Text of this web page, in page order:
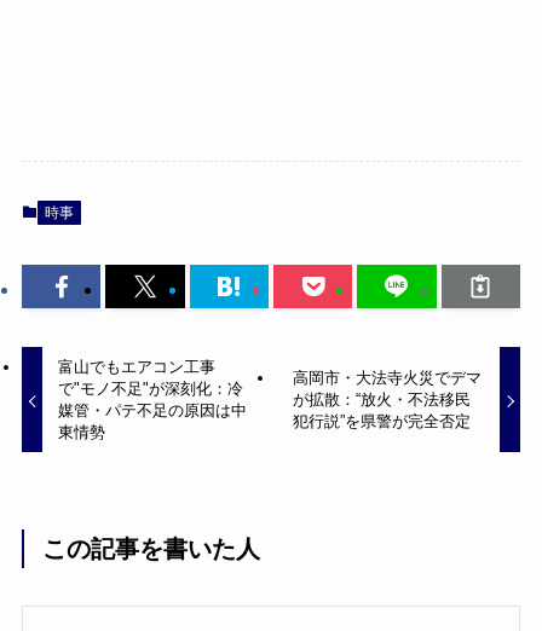
時事
富山でもエアコン工事
で"モノ不足"が深刻化：冷
媒管・パテ不足の原因は中
東情勢
高岡市・大法寺火災でデマ
が拡散：“放火・不法移民
犯行説”を県警が完全否定
この記事を書いた人